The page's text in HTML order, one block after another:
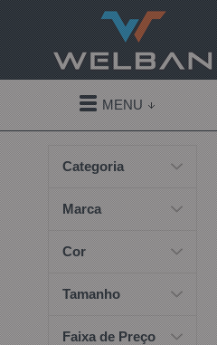
MENU
Categoria
Marca
Cor
Tamanho
Faixa de Preço